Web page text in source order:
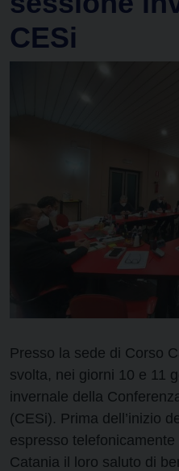
CESi
Presso la sede di Corso
svolta, nei giorni 10 e 11
invernale della
(CESi). Prima dell’inizio
espresso telefonicamente
Catania il loro saluto di